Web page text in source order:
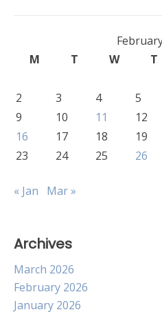
M
T W T
2
3 4 5
9
10 11 12
16
17 18 19
23
24 25 26
« Jan Mar »
Archives
March 2026
February 2026
January 2026